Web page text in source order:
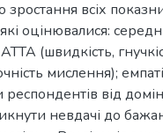
зростання всіх
оцінювалися:
(швидкість,
мислення);
респондентів від
невдачі до